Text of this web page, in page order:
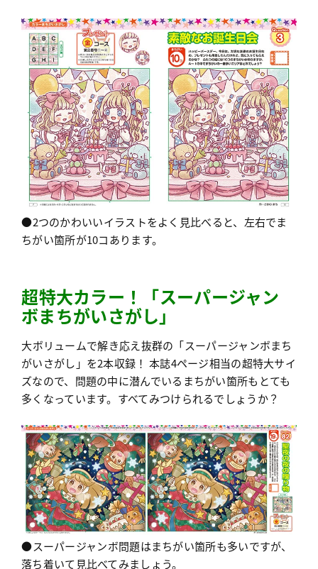
●2つのかわいいイラストをよく見比べると、左右でま
ちがい箇所が10コあります。
超特大カラー！「スーパージャン
ボまちがいさがし」
大ボリュームで解き応え抜群の「スーパージャンボまち
がいさがし」を2本収録！ 本誌4ページ相当の超特大サイ
ズなので、問題の中に潜んでいるまちがい箇所もとても
多くなっています。すべてみつけられるでしょうか？
●スーパージャンボ問題はまちがい箇所も多いですが、
落ち着いて見比べてみましょう。